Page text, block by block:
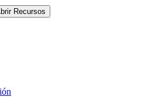
Recursos